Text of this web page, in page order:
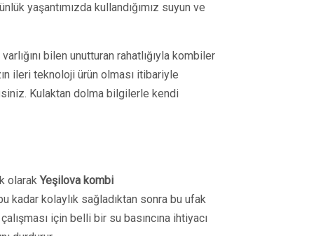
yaşantımızda kullandığımız suyun ve
bilen unutturan rahatlığıyla kombiler
ileri teknoloji ürün olması itibariyle
Kulaktan dolma bilgilerle kendi
olarakYeşilova kombi
kadar kolaylık sağladıktan sonra bu ufak
için belli bir su basıncına ihtiyacı